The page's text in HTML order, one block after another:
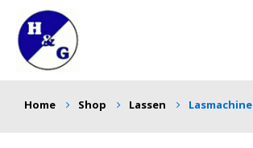
Home Shop Lassen Lasmachine